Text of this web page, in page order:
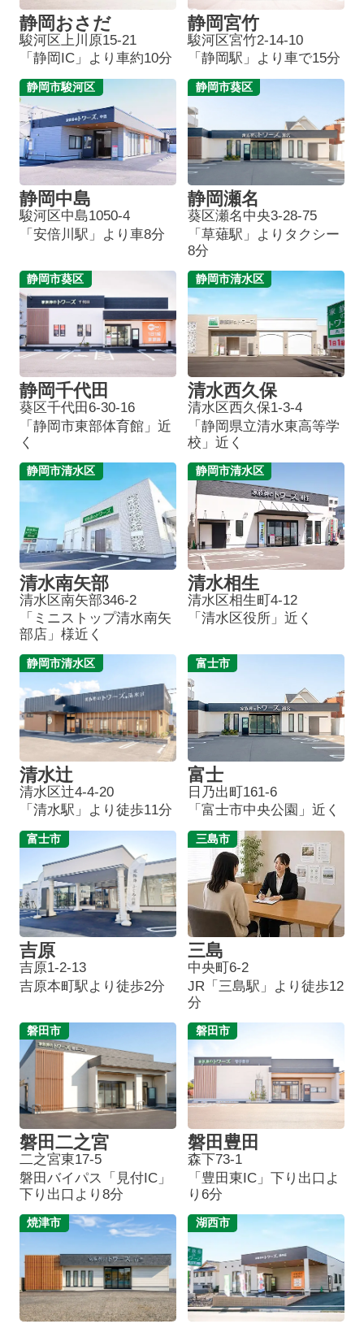
静岡おさだ
駿河区上川原15-21
「静岡IC」より車約10分
静岡宮竹
駿河区宮竹2-14-10
「静岡駅」より車で15分
静岡市駿河区
静岡中島
駿河区中島1050-4
「安倍川駅」より車8分
静岡市葵区
静岡瀬名
葵区瀬名中央3-28-75
「草薙駅」よりタクシー
8分
静岡市葵区
静岡千代田
葵区千代田6-30-16
「静岡市東部体育館」近
く
静岡市清水区
清水西久保
清水区西久保1-3-4
「静岡県立清水東高等学
校」近く
静岡市清水区
清水南矢部
清水区南矢部346-2
「ミニストップ清水南矢
部店」様近く
静岡市清水区
清水相生
清水区相生町4-12
「清水区役所」近く
静岡市清水区
清水辻
清水区辻4-4-20
「清水駅」より徒歩11分
富士市
富士
日乃出町161-6
「富士市中央公園」近く
富士市
吉原
吉原1-2-13
吉原本町駅より徒歩2分
三島市
三島
中央町6-2
JR「三島駅」より徒歩12
分
磐田市
磐田二之宮
二之宮東17-5
磐田バイパス「見付IC」
下り出口より8分
磐田市
磐田豊田
森下73-1
「豊田東IC」下り出口よ
り6分
焼津市 湖西市